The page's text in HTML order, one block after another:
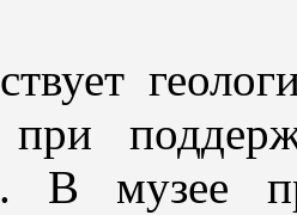
В музее